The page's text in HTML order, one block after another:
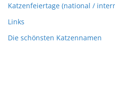
Katzenfeiertage (national /
Links
Die schönsten Katzennamen